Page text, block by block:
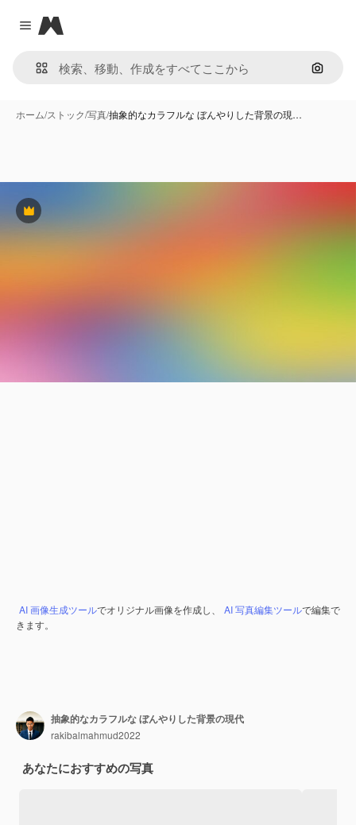
Close menu
Magnific
画像で
ホーム/ストック/写真/抽象的なカラフルな ぼんやりした背景の現…
Premium
AI 画像生成ツールでオリジナル画像を作成し、 AI 写真編集ツールで編集で
きます。
抽象的なカラフルな ぼんやりした背景の現代
rakibalmahmud2022
あなたにおすすめの写真